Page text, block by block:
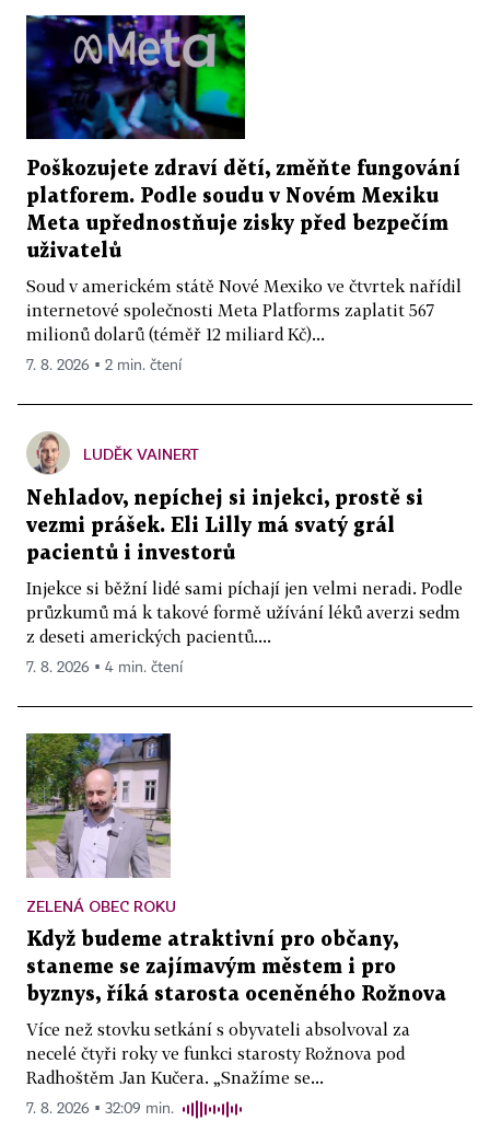
Poškozujete zdraví dětí, změňte fungování
platforem. Podle soudu v Novém Mexiku
Meta upřednostňuje zisky před bezpečím
uživatelů
Soud v americkém státě Nové Mexiko ve čtvrtek nařídil
internetové společnosti Meta Platforms zaplatit 567
milionů dolarů (téměř 12 miliard Kč)...
7. 8. 2026 ▪ 2 min. čtení
LUDĚK VAINERT
Nehladov, nepíchej si injekci, prostě si
vezmi prášek. Eli Lilly má svatý grál
pacientů i investorů
Injekce si běžní lidé sami píchají jen velmi neradi. Podle
průzkumů má k takové formě užívání léků averzi sedm
z deseti amerických pacientů....
7. 8. 2026 ▪ 4 min. čtení
ZELENÁ OBEC ROKU
Když budeme atraktivní pro občany,
staneme se zajímavým městem i pro
byznys, říká starosta oceněného Rožnova
Více než stovku setkání s obyvateli absolvoval za
necelé čtyři roky ve funkci starosty Rožnova pod
Radhoštěm Jan Kučera. „Snažíme se...
7. 8. 2026 ▪ 32:09 min.